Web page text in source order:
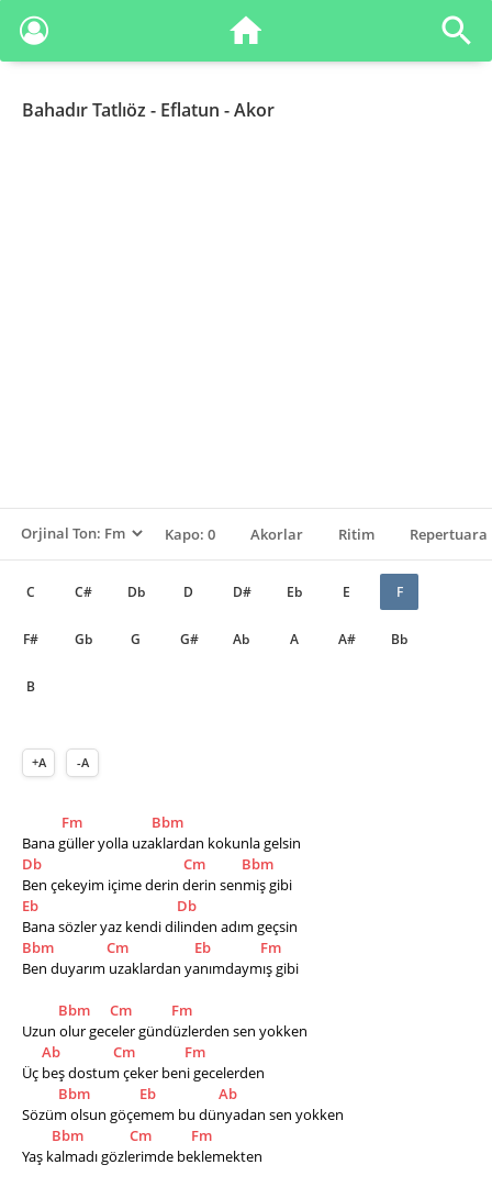
Bahadır Tatlıöz - Eflatun - Akor
Kapo: 0 Akorlar Ritim Repertuara
C C# Db D D# Eb E F
F# Gb G G# Ab A A# Bb
B
+A -A
Fm
Bbm
Bana güller yolla uzaklardan kokunla gelsin
Db
Cm
Bbm
Ben çekeyim içime derin derin senmiş gibi
Eb
Db
Bana sözler yaz kendi dilinden adım geçsin
Bbm
Cm Eb
Fm
Ben duyarım uzaklardan yanımdaymış gibi
Bbm Cm
Fm
Uzun olur geceler gündüzlerden sen yokken
Ab
Cm
Fm
Üç beş dostum çeker beni gecelerden
Bbm
Eb
Ab
Sözüm olsun göçemem bu dünyadan sen yokken
Bbm
Cm
Fm
Yaş kalmadı gözlerimde beklemekten